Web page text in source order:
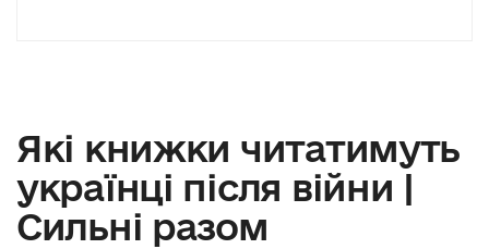
Які книжки читатимуть
українці після війни |
Сильні разом